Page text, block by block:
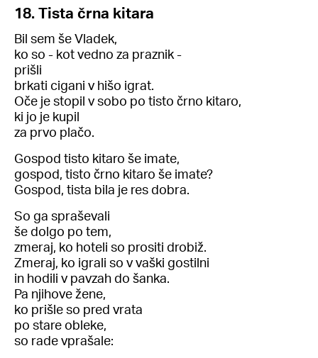
18. Tista črna kitara
Bil sem še Vladek,
ko so - kot vedno za praznik -
prišli
brkati cigani v hišo igrat.
Oče je stopil v sobo po tisto črno kitaro,
ki jo je kupil
za prvo plačo.
Gospod tisto kitaro še imate,
gospod, tisto črno kitaro še imate?
Gospod, tista bila je res dobra.
So ga spraševali
še dolgo po tem,
zmeraj, ko hoteli so prositi drobiž.
Zmeraj, ko igrali so v vaški gostilni
in hodili v pavzah do šanka.
Pa njihove žene,
ko prišle so pred vrata
po stare obleke,
so rade vprašale: